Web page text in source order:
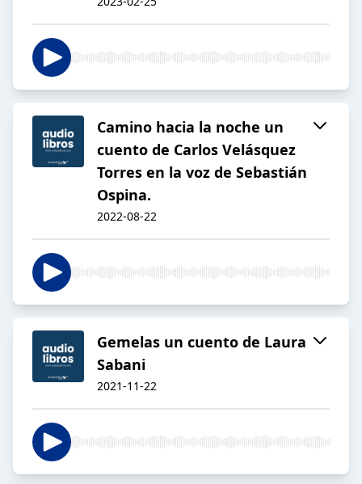
Camino hacia la noche un
cuento de Carlos Velásquez
Torres en la voz de Sebastián
Ospina.
2022-08-22
Gemelas un cuento de Laura
Sabani
2021-11-22